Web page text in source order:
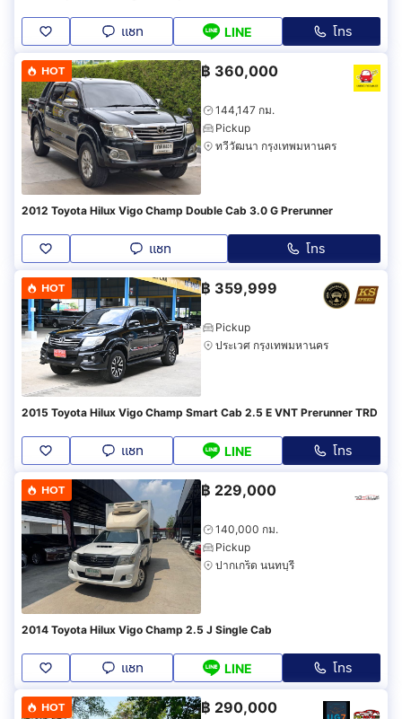
แชท LINE โทร
HOT ฿ 360,000
144,147 กม.
Pickup
ทวีวัฒนา กรุงเทพมหานคร
2012 Toyota Hilux Vigo Champ Double Cab 3.0 G Prerunner
แชท โทร
HOT ฿ 359,999
Pickup
ประเวศ กรุงเทพมหานคร
2015 Toyota Hilux Vigo Champ Smart Cab 2.5 E VNT Prerunner TRD
แชท LINE โทร
HOT ฿ 229,000
140,000 กม.
Pickup
ปากเกร็ด นนทบุรี
2014 Toyota Hilux Vigo Champ 2.5 J Single Cab
แชท LINE โทร
HOT ฿ 290,000